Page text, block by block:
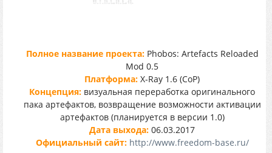
Полное название проекта:Phobos: Artefacts Reloaded
Mod 0.5
Платформа: X-Ray 1.6 (CoP)
Концепция: визуальная переработка оригинального
пака артефактов, возвращение возможности активации
артефактов (планируется в версии 1.0)
Дата выхода: 06.03.2017
Официальный сайт: http://www.freedom-base.ru/